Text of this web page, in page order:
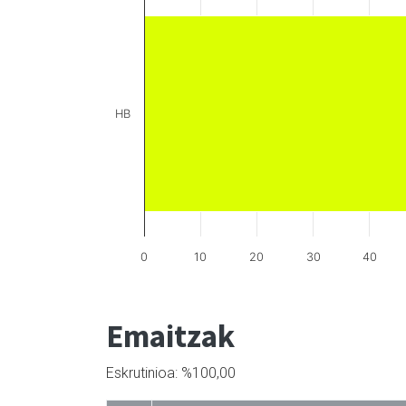
0 10 20 30 40
HB
Emaitzak
Eskrutinioa: %100,00